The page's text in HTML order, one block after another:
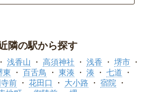
隣の駅から探す
浅香山 高須神社 浅香
堺市
東 百舌鳥 東湊 湊
七道
前 花田口 大小路
宿院